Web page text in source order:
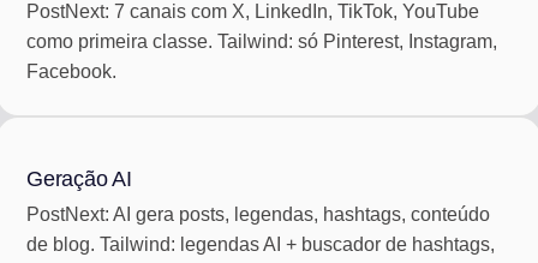
PostNext: 7 canais com X, LinkedIn, TikTok, YouTube
como primeira classe. Tailwind: só Pinterest, Instagram,
Facebook.
Geração AI
PostNext: AI gera posts, legendas, hashtags, conteúdo
de blog. Tailwind: legendas AI + buscador de hashtags,